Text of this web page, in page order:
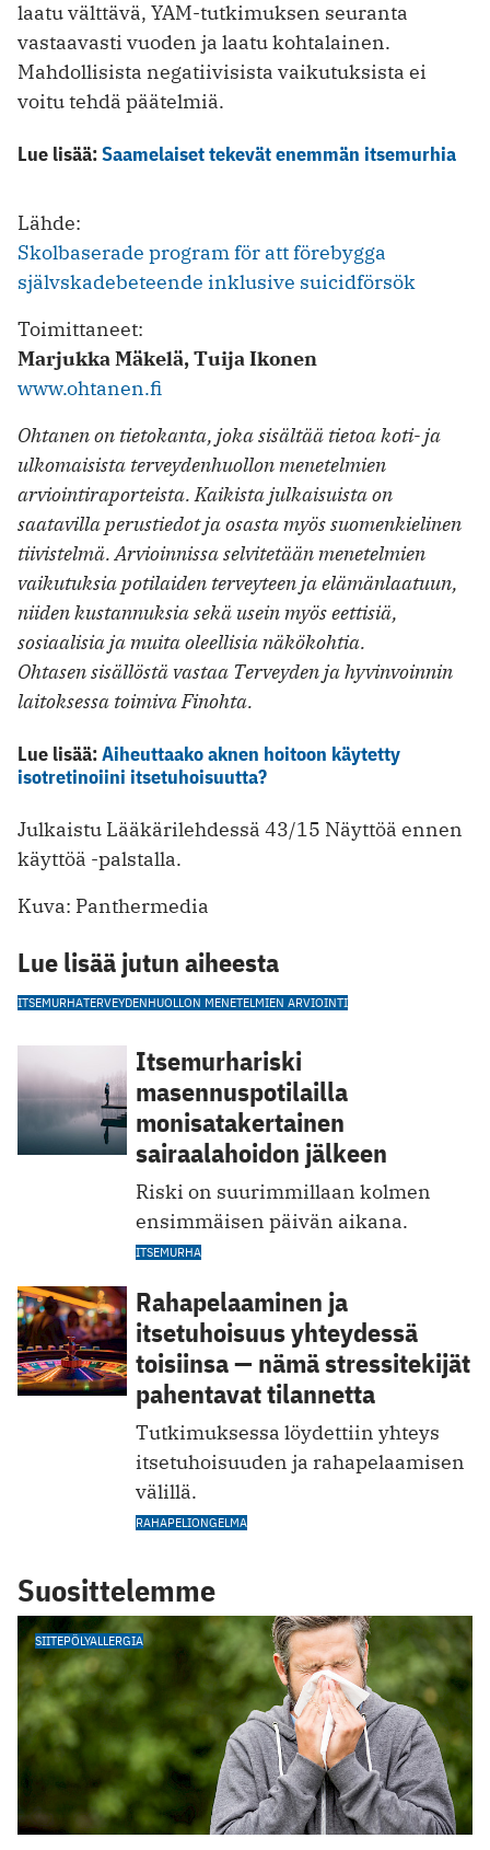
laatu välttävä, YAM-tutkimuksen seuranta
vastaavasti vuoden ja laatu kohtalainen.
Mahdollisista negatiivisista vaikutuksista ei
voitu tehdä päätelmiä.
Lue lisää:Saamelaiset tekevät enemmän itsemurhia
Lähde:
Skolbaserade program för att förebygga
självskadebeteende inklusive suicidförsök
Toimittaneet:
Marjukka Mäkelä, Tuija Ikonen
www.ohtanen.fi
Ohtanen on tietokanta, joka sisältää tietoa koti- ja
ulkomaisista terveydenhuollon menetelmien
arviointiraporteista. Kaikista julkaisuista on
saatavilla perustiedot ja osasta myös suomenkielinen
tiivistelmä. Arvioinnissa selvitetään menetelmien
vaikutuksia potilaiden terveyteen ja elämänlaatuun,
niiden kustannuksia sekä usein myös eettisiä,
sosiaalisia ja muita oleellisia näkökohtia.
Ohtasen sisällöstä vastaa Terveyden ja hyvinvoinnin
laitoksessa toimiva Finohta.
Lue lisää:Aiheuttaako aknen hoitoon käytetty
isotretinoiini itsetuhoisuutta?
Julkaistu Lääkärilehdessä 43/15 Näyttöä ennen
käyttöä -palstalla.
Kuva: Panthermedia
Lue lisää jutun aiheesta
ITSEMURHATERVEYDENHUOLLON MENETELMIEN ARVIOINTI
Itsemurhariski
masennuspotilailla
monisatakertainen
sairaalahoidon jälkeen
Riski on suurimmillaan kolmen
ensimmäisen päivän aikana.
ITSEMURHA
Rahapelaaminen ja
itsetuhoisuus yhteydessä
toisiinsa — nämä stressitekijät
pahentavat tilannetta
Tutkimuksessa löydettiin yhteys
itsetuhoisuuden ja rahapelaamisen
välillä.
RAHAPELIONGELMA
Suosittelemme
SIITEPÖLYALLERGIA